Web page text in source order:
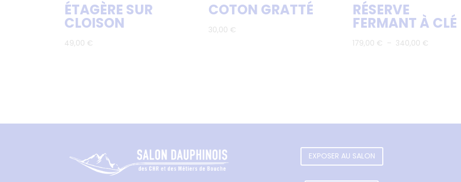
ÉTAGÈRE SUR
CLOISON
49,00 €
COTON GRATTÉ
30,00 €
RÉSERVE
FERMANT À CLÉ
179,00 € – 340,00 €
EXPOSER AU SALON